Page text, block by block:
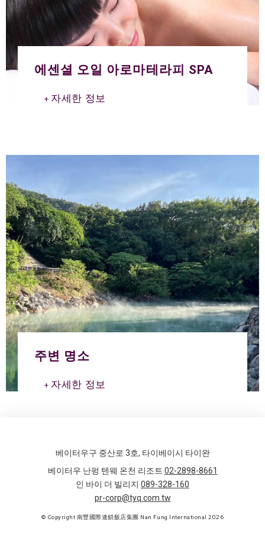
에센셜 오일 아로마테라피 SPA
자세한 정보
주변 명소
자세한 정보
베이터우구 중산로 3호, 타이베이시 타이완
베이터우 난펑 텐웨 온천 리조트 02-2898-8661
인 바이 더 빌리지 089-328-160
pr-corp@tyq.com.tw
© Copyright 南豐國際連鎖飯店集團 Nan Fung International 2026